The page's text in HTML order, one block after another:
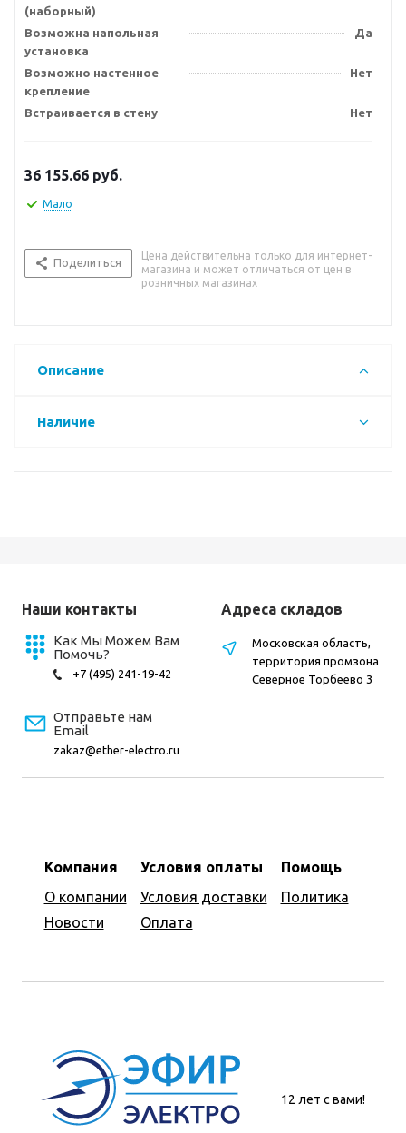
(наборный)
Возможна напольная
установка
Да
Возможно настенное
крепление
Нет
Встраивается в стену Нет
36 155.66 руб.
Мало
Поделиться
Цена действительна только для интернет-
магазина и может отличаться от цен в
розничных магазинах
Описание
Наличие
Наши контакты
Как Мы Можем Вам
Помочь?
+7 (495) 241-19-42
Отправьте нам
Email
zakaz@ether-electro.ru
Компания
О компании
Новости
Условия оплаты
Условия доставки
Оплата
Помощь
Политика
Адреса складов
Московская область,
территория промзона
Северное Торбеево 3
12 лет с вами!